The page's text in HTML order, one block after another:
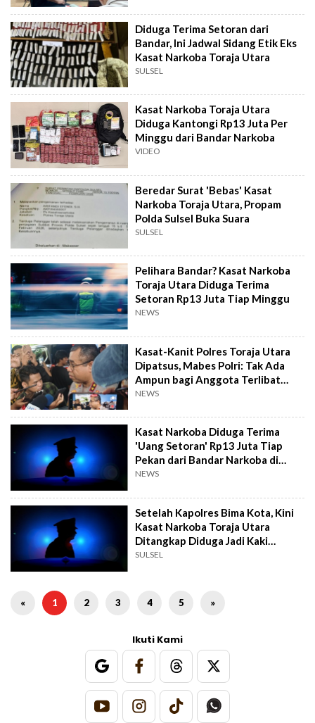
Diduga Terima Setoran dari
Bandar, Ini Jadwal Sidang Etik Eks
Kasat Narkoba Toraja Utara
SULSEL
Kasat Narkoba Toraja Utara
Diduga Kantongi Rp13 Juta Per
Minggu dari Bandar Narkoba
VIDEO
Beredar Surat 'Bebas' Kasat
Narkoba Toraja Utara, Propam
Polda Sulsel Buka Suara
SULSEL
Pelihara Bandar? Kasat Narkoba
Toraja Utara Diduga Terima
Setoran Rp13 Juta Tiap Minggu
NEWS
Kasat-Kanit Polres Toraja Utara
Dipatsus, Mabes Polri: Tak Ada
Ampun bagi Anggota Terlibat
Narkoba
NEWS
Kasat Narkoba Diduga Terima
'Uang Setoran' Rp13 Juta Tiap
Pekan dari Bandar Narkoba di
Toraja Utara
NEWS
Setelah Kapolres Bima Kota, Kini
Kasat Narkoba Toraja Utara
Ditangkap Diduga Jadi Kaki
Tangan Bandar
SULSEL
« 1 2 3 4 5 »
Ikuti Kami